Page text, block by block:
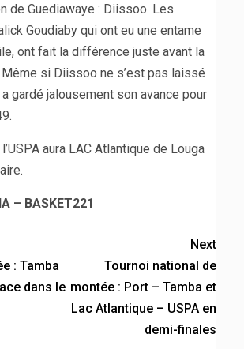
de Guediawaye : Diissoo. Les
Goudiaby qui ont eu une entame
ont fait la différence juste avant la
si Diissoo ne s’est pas laissé
a gardé jalousement son avance pour
aura LAC Atlantique de Louga
– BASKET221
: Tamba
dans le
Next
Tournoi national de
montée : Port – Tamba et
Lac Atlantique – USPA en
demi-finales